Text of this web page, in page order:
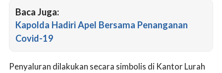
Baca Juga:
Kapolda Hadiri Apel Bersama Penanganan
Covid-19
Penyaluran dilakukan secara simbolis di Kantor Lurah